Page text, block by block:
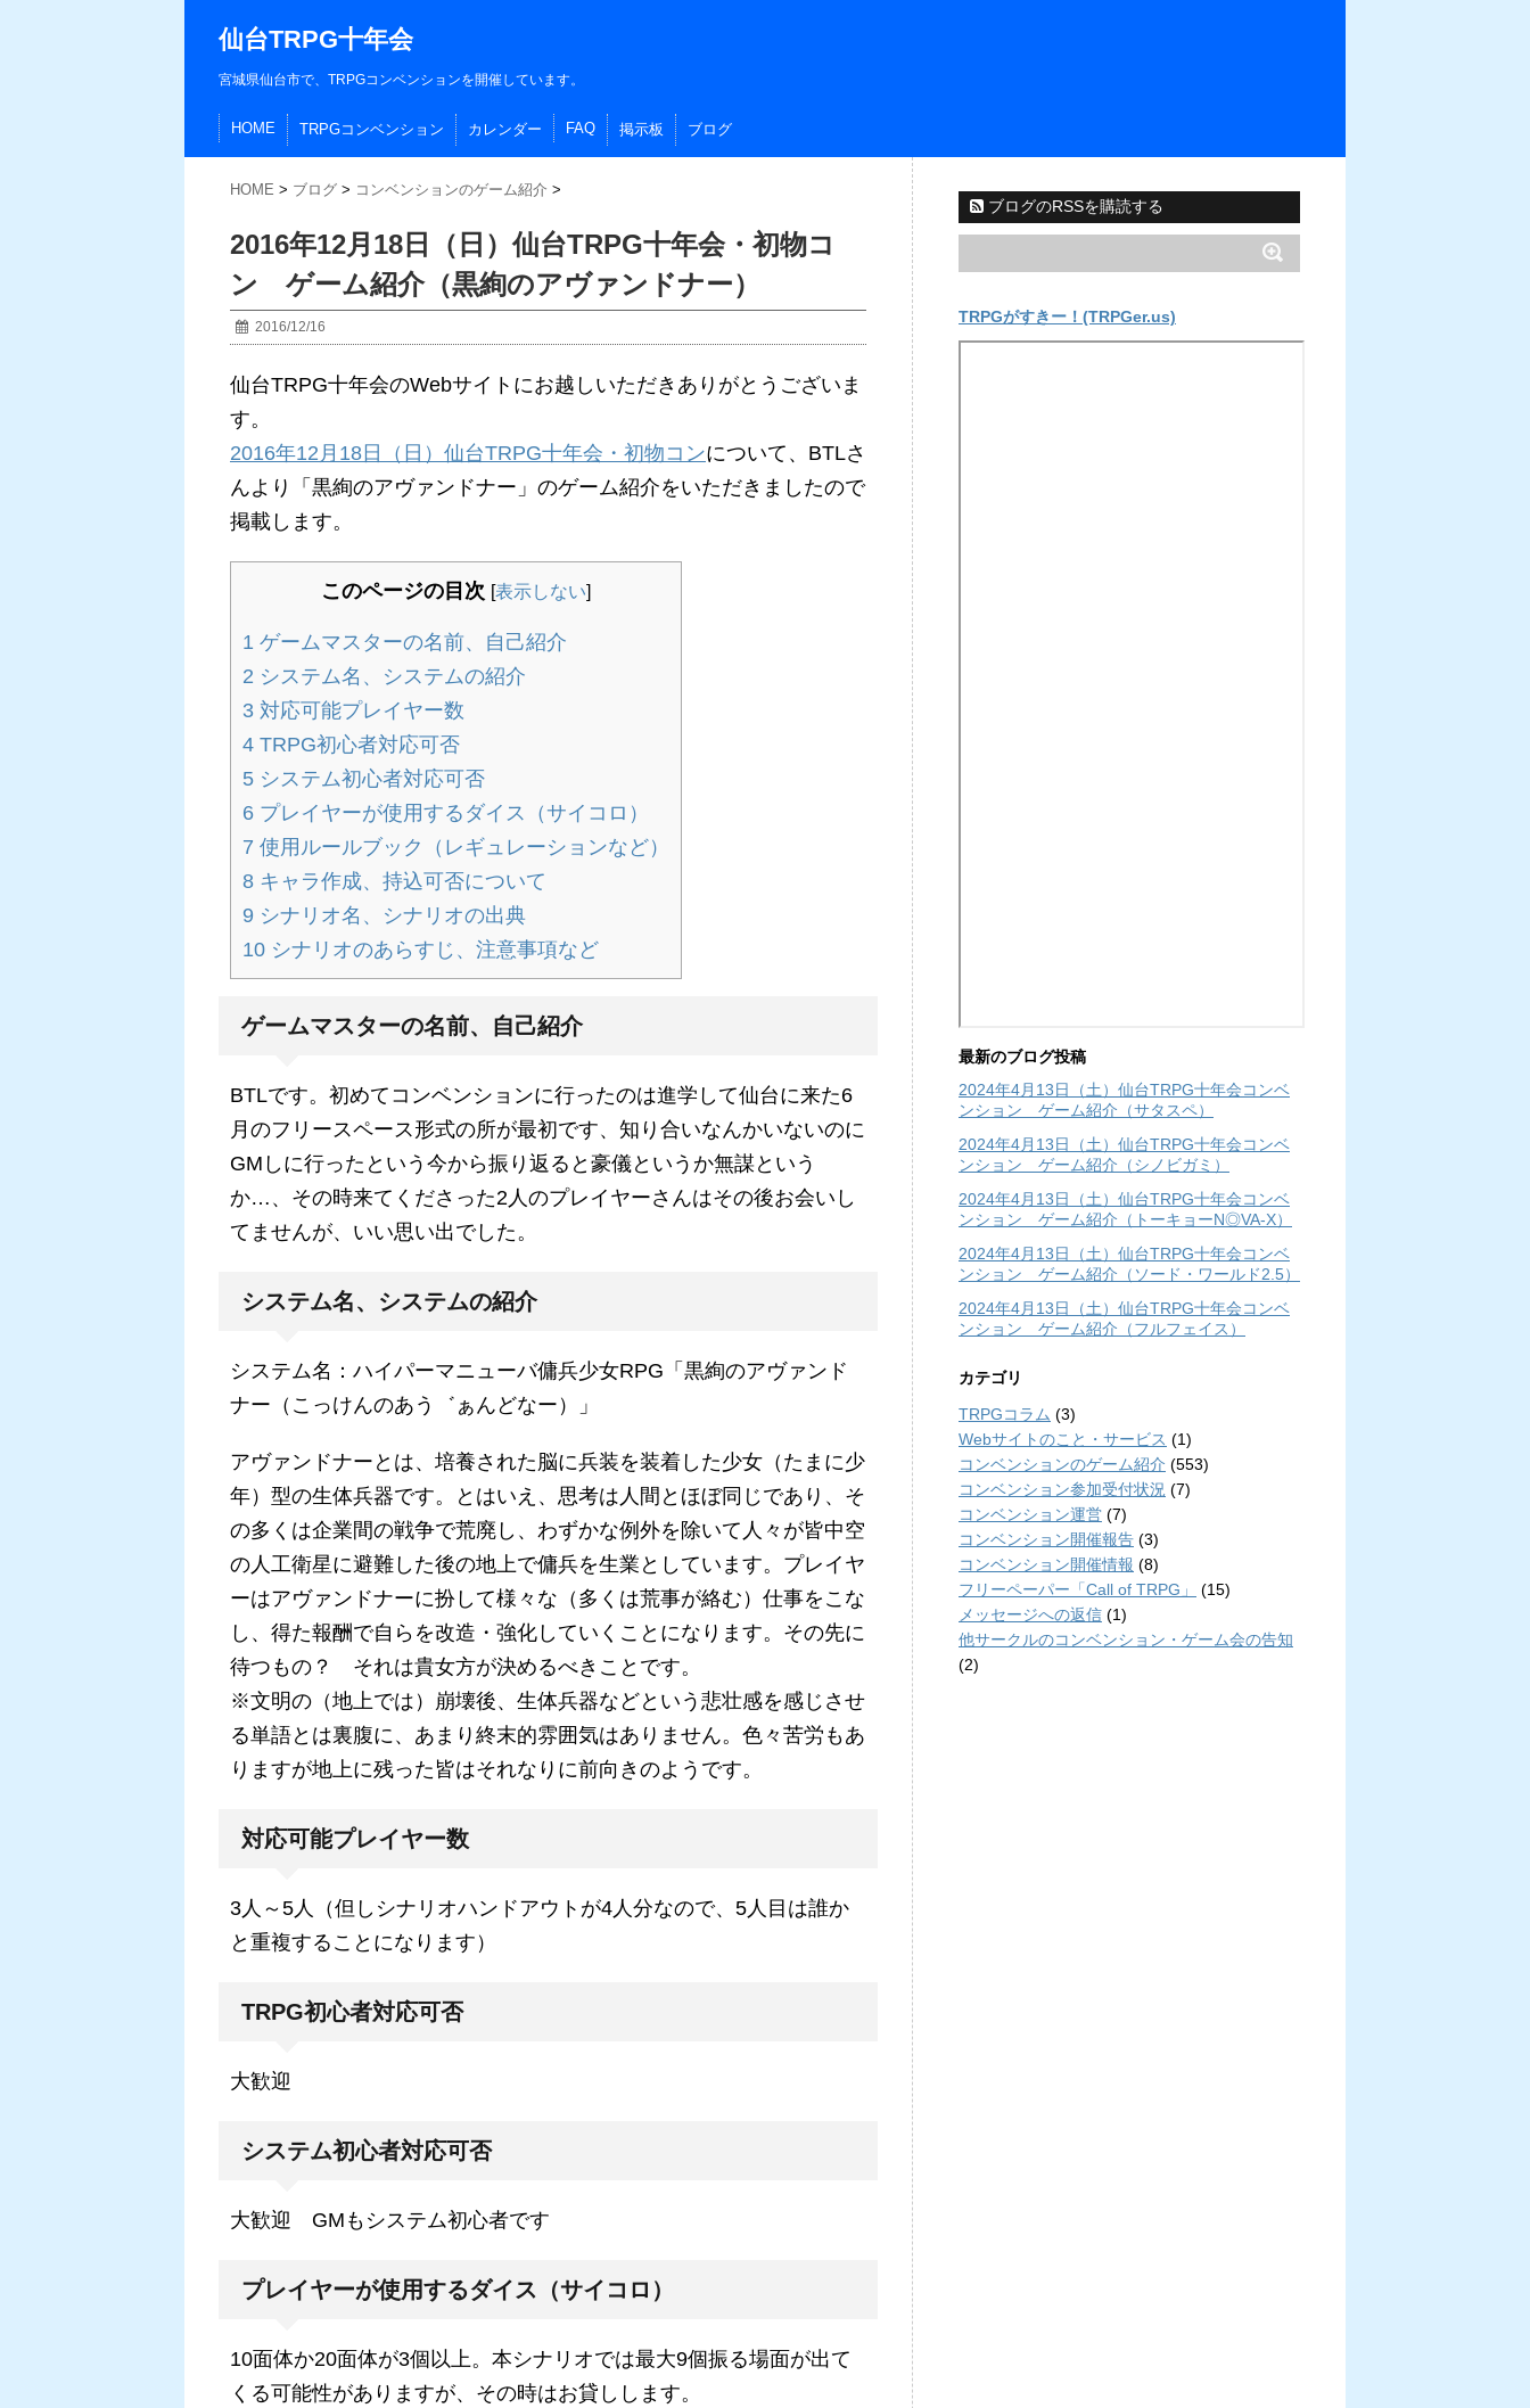
仙台TRPG十年会
宮城県仙台市で、TRPGコンベンションを開催しています。
HOME TRPGコンベンション カレンダー FAQ 掲示板 ブログ
HOME > ブログ > コンベンションのゲーム紹介 >
2016年12月18日（日）仙台TRPG十年会・初物コ
ン ゲーム紹介（黒絢のアヴァンドナー）
2016/12/16
仙台TRPG十年会のWebサイトにお越しいただきありがとうございま
す。
2016年12月18日（日）仙台TRPG十年会・初物コンについて、BTLさ
んより「黒絢のアヴァンドナー」のゲーム紹介をいただきましたので
掲載します。
このページの目次 [表示しない]
1 ゲームマスターの名前、自己紹介
2 システム名、システムの紹介
3 対応可能プレイヤー数
4 TRPG初心者対応可否
5 システム初心者対応可否
6 プレイヤーが使用するダイス（サイコロ）
7 使用ルールブック（レギュレーションなど）
8 キャラ作成、持込可否について
9 シナリオ名、シナリオの出典
10 シナリオのあらすじ、注意事項など
ゲームマスターの名前、自己紹介
BTLです。初めてコンベンションに行ったのは進学して仙台に来た6
月のフリースペース形式の所が最初です、知り合いなんかいないのに
GMしに行ったという今から振り返ると豪儀というか無謀という
か…、その時来てくださった2人のプレイヤーさんはその後お会いし
てませんが、いい思い出でした。
システム名、システムの紹介
システム名：ハイパーマニューバ傭兵少女RPG「黒絢のアヴァンド
ナー（こっけんのあう゛ぁんどなー）」
アヴァンドナーとは、培養された脳に兵装を装着した少女（たまに少
年）型の生体兵器です。とはいえ、思考は人間とほぼ同じであり、そ
の多くは企業間の戦争で荒廃し、わずかな例外を除いて人々が皆中空
の人工衛星に避難した後の地上で傭兵を生業としています。プレイヤ
ーはアヴァンドナーに扮して様々な（多くは荒事が絡む）仕事をこな
し、得た報酬で自らを改造・強化していくことになります。その先に
待つもの？ それは貴女方が決めるべきことです。
※文明の（地上では）崩壊後、生体兵器などという悲壮感を感じさせ
る単語とは裏腹に、あまり終末的雰囲気はありません。色々苦労もあ
りますが地上に残った皆はそれなりに前向きのようです。
対応可能プレイヤー数
3人～5人（但しシナリオハンドアウトが4人分なので、5人目は誰か
と重複することになります）
TRPG初心者対応可否
大歓迎
システム初心者対応可否
大歓迎 GMもシステム初心者です
プレイヤーが使用するダイス（サイコロ）
10面体か20面体が3個以上。本シナリオでは最大9個振る場面が出て
くる可能性がありますが、その時はお貸しします。
ブログのRSSを購読する
TRPGがすきー！(TRPGer.us)
最新のブログ投稿
2024年4月13日（土）仙台TRPG十年会コンベ
ンション ゲーム紹介（サタスペ）
2024年4月13日（土）仙台TRPG十年会コンベ
ンション ゲーム紹介（シノビガミ）
2024年4月13日（土）仙台TRPG十年会コンベ
ンション ゲーム紹介（トーキョーN◎VA-X）
2024年4月13日（土）仙台TRPG十年会コンベ
ンション ゲーム紹介（ソード・ワールド2.5）
2024年4月13日（土）仙台TRPG十年会コンベ
ンション ゲーム紹介（フルフェイス）
カテゴリ
TRPGコラム (3)
Webサイトのこと・サービス (1)
コンベンションのゲーム紹介 (553)
コンベンション参加受付状況 (7)
コンベンション運営 (7)
コンベンション開催報告 (3)
コンベンション開催情報 (8)
フリーペーパー「Call of TRPG」
(15)
メッセージへの返信 (1)
他サークルのコンベンション・ゲーム会の告知
(2)